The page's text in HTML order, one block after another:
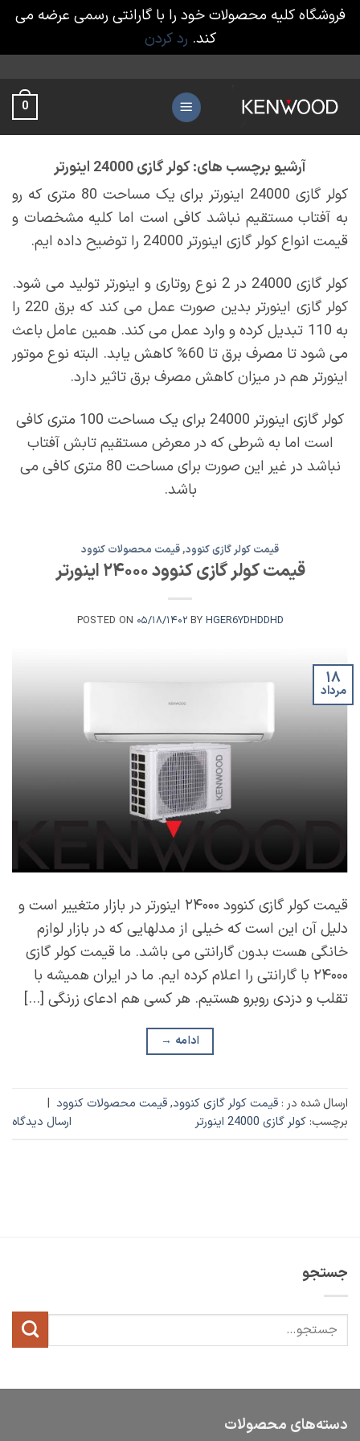
فروشگاه کلیه محصولات خود را با گارانتی رسمی عرضه می
کند. رد کردن
content
0
آرشیو برچسب های:کولر گازی 24000 اینورتر
کولر گازی 24000 اینورتر برای یک مساحت 80 متری که رو
به آفتاب مستقیم نباشد کافی است اما کلیه مشخصات و
قیمت انواع کولر گازی اینورتر 24000 را توضیح داده ایم.
کولر گازی 24000 در 2 نوع روتاری و اینورتر تولید می شود.
کولر گازی اینورتر بدین صورت عمل می کند که برق 220 را
به 110 تبدیل کرده و وارد عمل می کند. همین عامل باعث
می شود تا مصرف برق تا 60% کاهش یابد. البته نوع موتور
اینورتر هم در میزان کاهش مصرف برق تاثیر دارد.
کولر گازی اینورتر 24000 برای یک مساحت 100 متری کافی
است اما به شرطی که در معرض مستقیم تابش آفتاب
نباشد در غیر این صورت برای مساحت 80 متری کافی می
باشد.
قیمت کولر گازی کنوود,قیمت محصولات کنوود
قیمت کولر گازی کنوود ۲۴۰۰۰ اینورتر
POSTED ON ۰۵/۱۸/۱۴۰۲ BY HGER6YDHDDHD
۱۸
مرداد
قیمت کولر گازی کنوود ۲۴۰۰۰ اینورتر در بازار متغییر است و
دلیل آن این است که خیلی از مدلهایی که در بازار لوازم
خانگی هست بدون گارانتی می باشد. ما قیمت کولر گازی
۲۴۰۰۰ با گارانتی را اعلام کرده ایم. ما در ایران همیشه با
تقلب و دزدی روبرو هستیم. هر کسی هم ادعای زرنگی […]
ادامه →
ارسال شده در : قیمت کولر گازی کنوود,قیمت محصولات کنوود |
برچسب: کولر گازی 24000 اینورتر ارسال دیدگاه
جستجو
دسته‌های محصولات